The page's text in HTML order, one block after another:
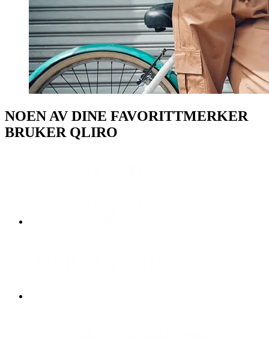
NOEN AV DINE FAVORITTMERKER
BRUKER QLIRO